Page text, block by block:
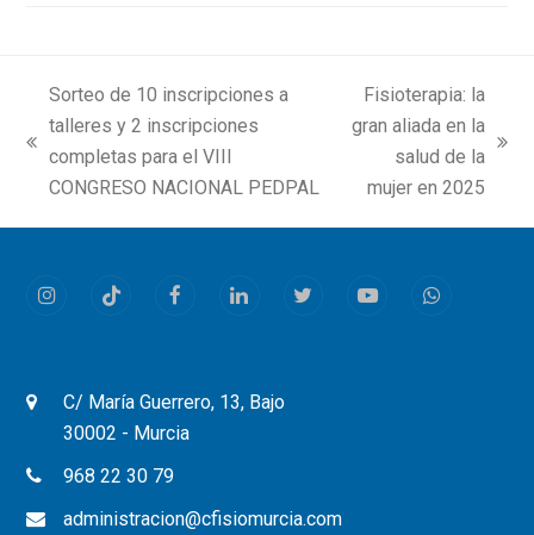
previous
post:
Sorteo de 10 inscripciones a
talleres y 2 inscripciones
completas para el VIII
CONGRESO NACIONAL PEDPAL
post:
Fisioterapia: la
gran aliada en la
salud de la
mujer en 2025
InstagramTiktok FacebookLinkedInTwitterYoutubeWhatsapp
C/ María Guerrero, 13, Bajo
30002 - Murcia
968 22 30 79
administracion@cfisiomurcia.com